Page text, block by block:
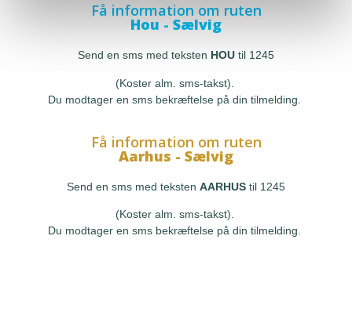
Få information om ruten
Hou - Sælvig
Send en sms med teksten HOU til 1245
(Koster alm. sms-takst).
Du modtager en sms bekræftelse på din tilmelding.
Få information om ruten
Aarhus - Sælvig
Send en sms med teksten AARHUS til 1245
(Koster alm. sms-takst).
Du modtager en sms bekræftelse på din tilmelding.